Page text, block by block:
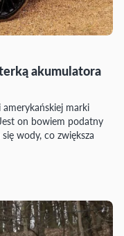
akumulatora
marki
on bowiem podatny
wody, co zwiększa